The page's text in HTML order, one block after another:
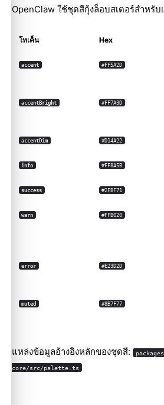
OpenClaw ใช้ชุดสีกุ้งล็อบสเตอร์สำหรับ
โทเค็น Hex
accent #FF5A2D
accentBright #FF7A3D
accentDim #D14A22
info #FF8A5B
success #2FBF71
warn #FFB020
error #E23D2D
muted #8B7F77
แหล่งข้อมูลอ้างอิงหลักของชุดสี:
core/src/palette.ts